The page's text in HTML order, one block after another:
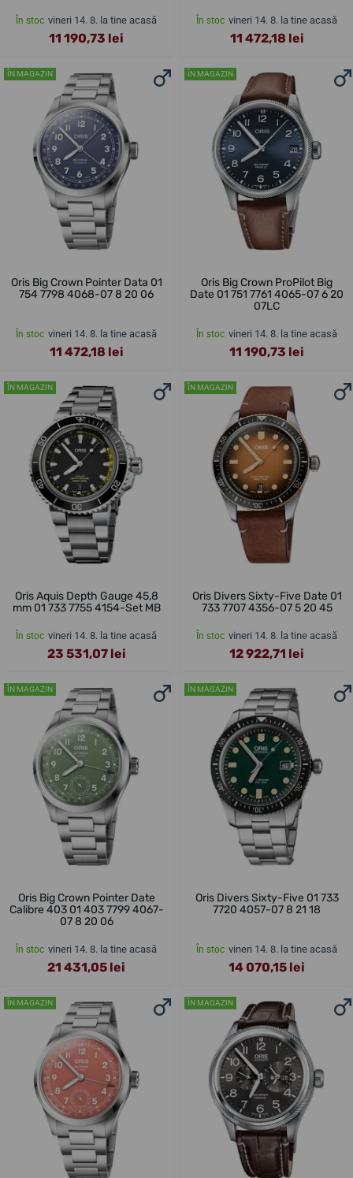
În stoc vineri 14. 8. la tine acasă
11 190,73 lei
În stoc vineri 14. 8. la tine acasă
11 472,18 lei
ÎN MAGAZIN
Oris Big Crown Pointer Data 01
754 7798 4068-07 8 20 06
În stoc vineri 14. 8. la tine acasă
11 472,18 lei
ÎN MAGAZIN
Oris Big Crown ProPilot Big
Date 01 751 7761 4065-07 6 20
07LC
În stoc vineri 14. 8. la tine acasă
11 190,73 lei
ÎN MAGAZIN
Oris Aquis Depth Gauge 45,8
mm 01 733 7755 4154-Set MB
În stoc vineri 14. 8. la tine acasă
23 531,07 lei
ÎN MAGAZIN
Oris Divers Sixty-Five Date 01
733 7707 4356-07 5 20 45
În stoc vineri 14. 8. la tine acasă
12 922,71 lei
ÎN MAGAZIN
Oris Big Crown Pointer Date
Calibre 403 01 403 7799 4067-
07 8 20 06
În stoc vineri 14. 8. la tine acasă
21 431,05 lei
ÎN MAGAZIN
Oris Divers Sixty-Five 01 733
7720 4057-07 8 21 18
În stoc vineri 14. 8. la tine acasă
14 070,15 lei
ÎN MAGAZIN ÎN MAGAZIN